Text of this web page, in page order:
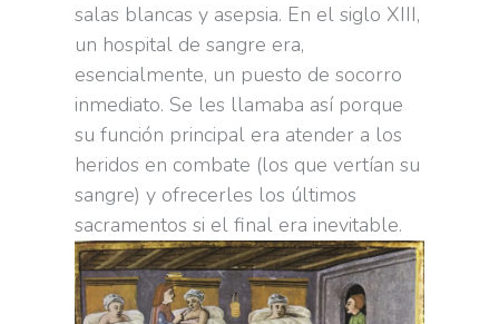
salas blancas y asepsia. En el siglo XIII,
un hospital de sangre era,
esencialmente, un puesto de socorro
inmediato. Se les llamaba así porque
su función principal era atender a los
heridos en combate (los que vertían su
sangre) y ofrecerles los últimos
sacramentos si el final era inevitable.